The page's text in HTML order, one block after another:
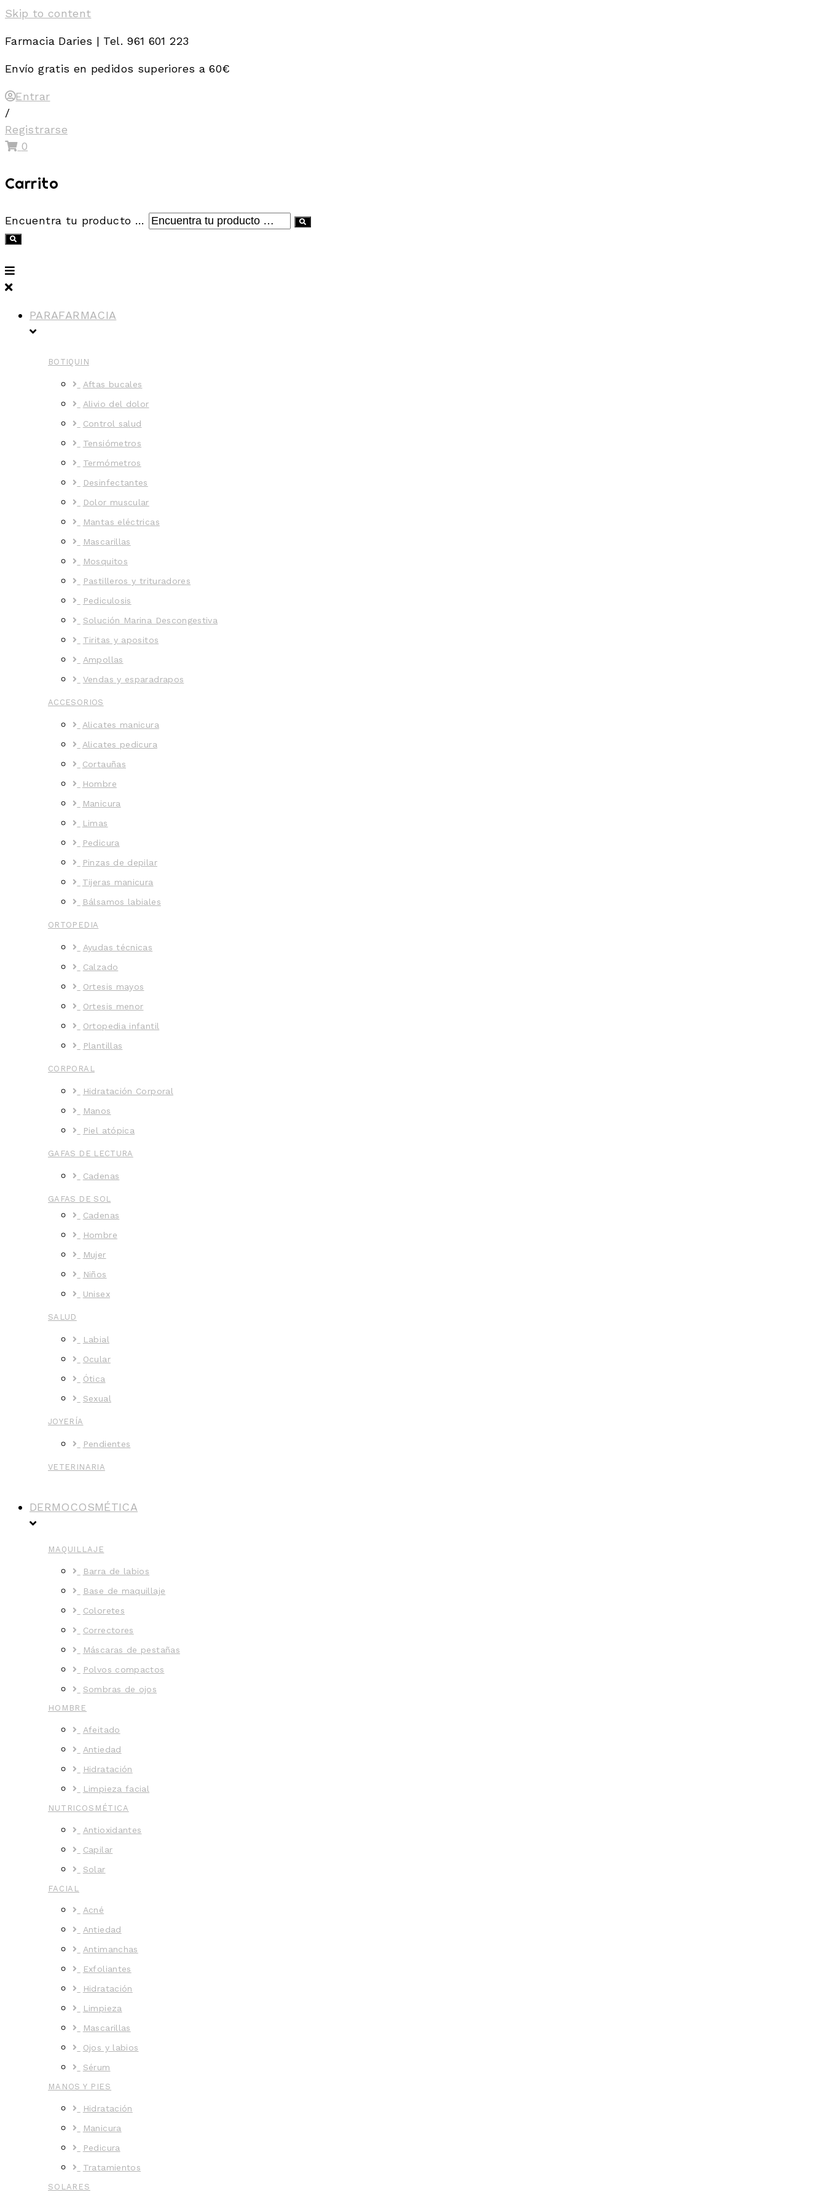
Skip to content
Farmacia Daries | Tel. 961 601 223
Envío gratis en pedidos superiores a 60€
Entrar
/
Registrarse
0
Carrito
Encuentra tu producto …
PARAFARMACIA
BOTIQUIN
Aftas bucales
Alivio del dolor
Control salud
Tensiómetros
Termómetros
Desinfectantes
Dolor muscular
Mantas eléctricas
Mascarillas
Mosquitos
Pastilleros y trituradores
Pediculosis
Solución Marina Descongestiva
Tiritas y apositos
Ampollas
Vendas y esparadrapos
ACCESORIOS
Alicates manicura
Alicates pedicura
Cortauñas
Hombre
Manicura
Limas
Pedicura
Pinzas de depilar
Tijeras manicura
Bálsamos labiales
ORTOPEDIA
Ayudas técnicas
Calzado
Ortesis mayos
Ortesis menor
Ortopedia infantil
Plantillas
CORPORAL
Hidratación Corporal
Manos
Piel atópica
GAFAS DE LECTURA
Cadenas
GAFAS DE SOL
Cadenas
Hombre
Mujer
Niños
Unisex
SALUD
Labial
Ocular
Ótica
Sexual
JOYERÍA
Pendientes
VETERINARIA
DERMOCOSMÉTICA
MAQUILLAJE
Barra de labios
Base de maquillaje
Coloretes
Correctores
Máscaras de pestañas
Polvos compactos
Sombras de ojos
HOMBRE
Afeitado
Antiedad
Hidratación
Limpieza facial
NUTRICOSMÉTICA
Antioxidantes
Capilar
Solar
FACIAL
Acné
Antiedad
Antimanchas
Exfoliantes
Hidratación
Limpieza
Mascarillas
Ojos y labios
Sérum
MANOS Y PIES
Hidratación
Manicura
Pedicura
Tratamientos
SOLARES